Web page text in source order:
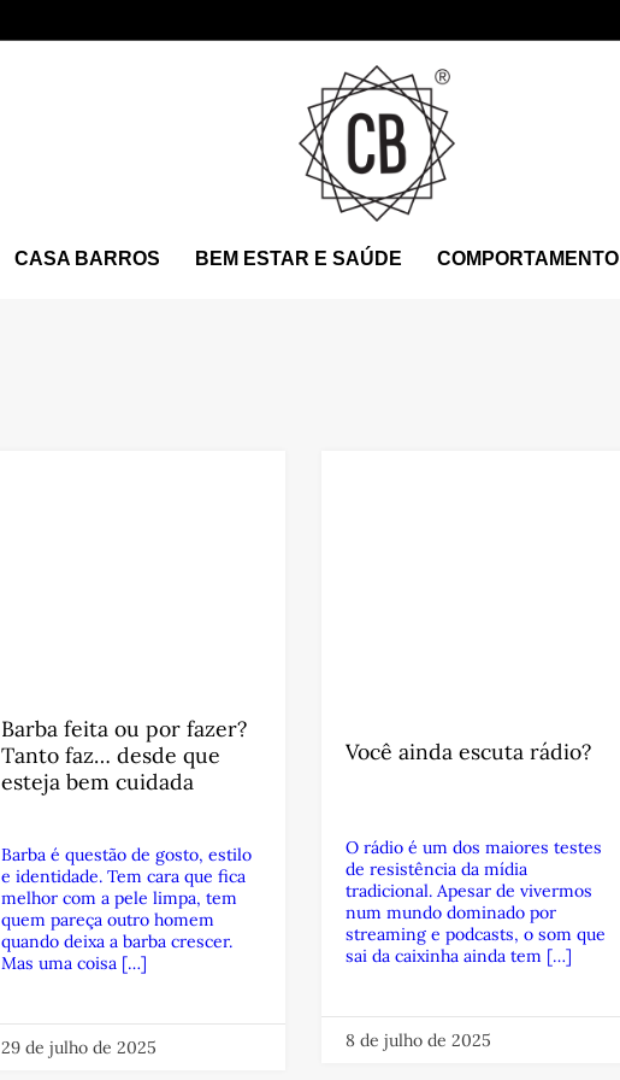
CASA BARROS BEM ESTAR E SAÚDE COMPORTAMENTO
Barba feita ou por fazer?
Tanto faz… desde que
esteja bem cuidada
Barba é questão de gosto, estilo
e identidade. Tem cara que fica
melhor com a pele limpa, tem
quem pareça outro homem
quando deixa a barba crescer.
Mas uma coisa […]
29 de julho de 2025
Você ainda escuta rádio?
O rádio é um dos maiores testes
de resistência da mídia
tradicional. Apesar de vivermos
num mundo dominado por
streaming e podcasts, o som que
sai da caixinha ainda tem […]
8 de julho de 2025